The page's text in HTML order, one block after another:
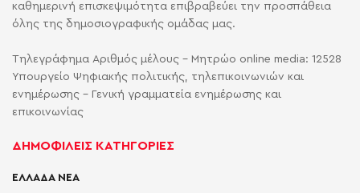
καθημερινή επισκεψιμότητα επιβραβεύει την προσπάθεια
όλης της δημοσιογραφικής ομάδας μας.
Τηλεγράφημα Αριθμός μέλους - Μητρώο online media: 12528
Υπουργείο Ψηφιακής πολιτικής, τηλεπικοινωνιών και
ενημέρωσης - Γενική γραμματεία ενημέρωσης και
επικοινωνίας
ΔΗΜΟΦΙΛΕΙΣ ΚΑΤΗΓΟΡΙΕΣ
ΕΛΛΑΔΑ ΝΕΑ